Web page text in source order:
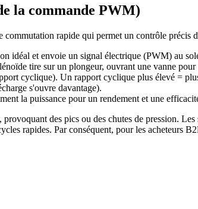
la commande PWM)
rapide qui permet un contrôle précis
idéal et envoie un signal électrique (PWM) au
tire sur un plongeur, ouvrant une vanne
cyclique). Un rapport cyclique plus élevé =
s'ouvre davantage).
la puissance pour un rendement et une
des pics ou des chutes de pression.
rapides. Par conséquent, pour les acheteurs